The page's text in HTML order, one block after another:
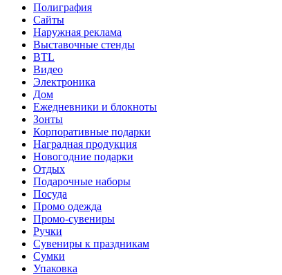
Полиграфия
Сайты
Наружная реклама
Выставочные стенды
BTL
Видео
Электроника
Дом
Ежедневники и блокноты
Зонты
Корпоративные подарки
Наградная продукция
Новогодние подарки
Отдых
Подарочные наборы
Посуда
Промо одежда
Промо-сувениры
Ручки
Сувениры к праздникам
Сумки
Упаковка